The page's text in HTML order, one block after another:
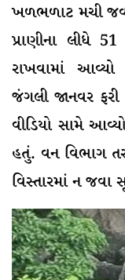
ખળભળાટ મચી
પ્રાણીના લીધે
રાખવામાં
જંગલી જાનવર ફરી
વીડિયો સામે
હતું. વન વિભાગ
વિસ્તારમાં ન